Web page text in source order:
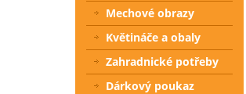
Mechové obrazy
Květináče a obaly
Zahradnické potřeby
Dárkový poukaz